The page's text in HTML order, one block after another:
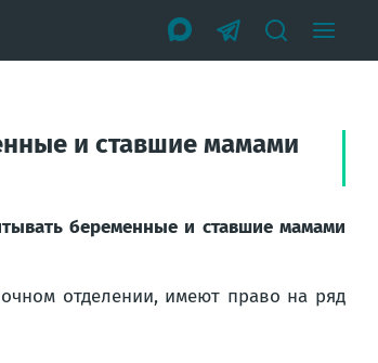
и ставшие мамами
беременные и ставшие мамами
отделении, имеют право на ряд